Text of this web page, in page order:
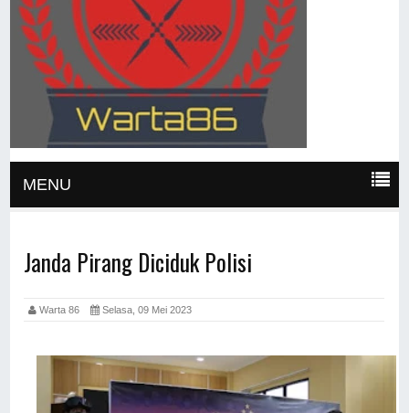
MENU
Janda Pirang Diciduk Polisi
Warta 86 Selasa, 09 Mei 2023